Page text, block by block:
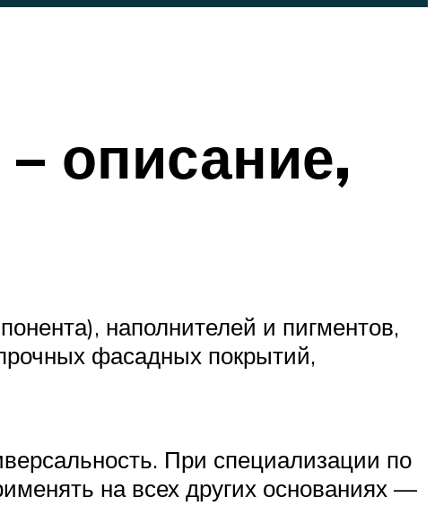
описание,
наполнителей и пигментов,
фасадных покрытий,
При специализации по
на всех других основаниях —